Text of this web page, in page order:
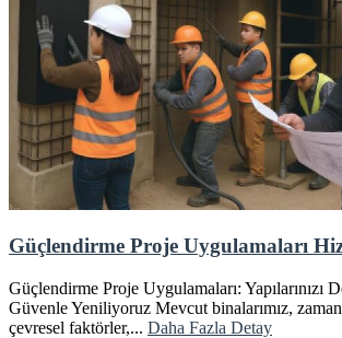
Güçlendirme Proje Uygulamaları
Güçlendirme Proje Uygulamaları: Yapılarınızı
Güvenle Yeniliyoruz Mevcut binalarımız,
çevresel faktörler,... Daha Fazla Detay